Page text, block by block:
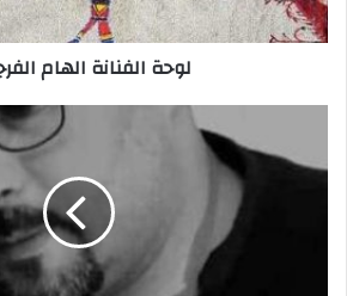
ت
ر
لوحة الفنانة الهام